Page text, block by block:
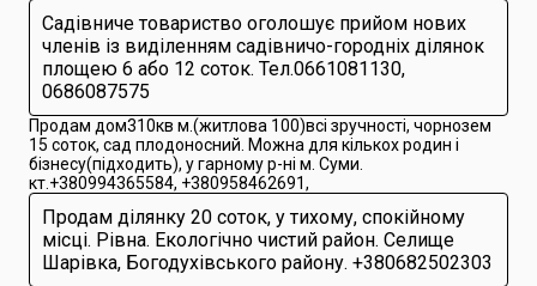
Садівниче товариство оголошує прийом нових
членів із виділенням садівничо-городніх ділянок
площею 6 або 12 соток. Тел.0661081130,
0686087575
Продам дом310кв м.(житлова 100)всі зручності, чорнозем
15 соток, сад плодоносний. Можна для кількох родин і
бізнесу(підходить), у гарному р-ні м. Суми.
кт.+380994365584, +380958462691,
Продам ділянку 20 соток, у тихому, спокійному
місці. Рівна. Екологічно чистий район. Селище
Шарівка, Богодухівського району. +380682502303